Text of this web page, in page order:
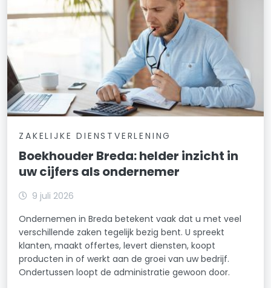
ZAKELIJKE DIENSTVERLENING
Boekhouder Breda: helder inzicht in
uw cijfers als ondernemer
9 juli 2026
Ondernemen in Breda betekent vaak dat u met veel
verschillende zaken tegelijk bezig bent. U spreekt
klanten, maakt offertes, levert diensten, koopt
producten in of werkt aan de groei van uw bedrijf.
Ondertussen loopt de administratie gewoon door.